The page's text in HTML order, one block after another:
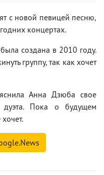
с новой певицей песню,
концертах.
создана в 2010 году.
группу, так как хочет
Анна Дзюба свое
Пока о будущем